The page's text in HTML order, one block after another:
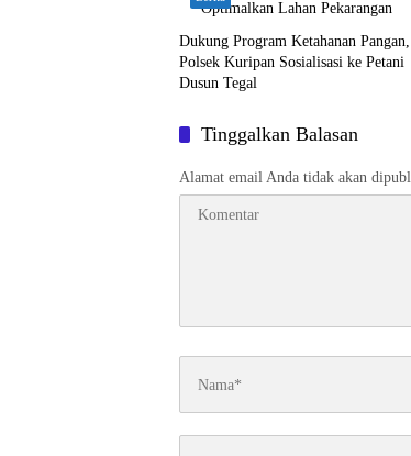
Dukung Program Ketahanan Pangan,
Polsek Kuripan Sosialisasi ke Petani
Dusun Tegal
Tinggalkan Balasan
Alamat email Anda tidak akan